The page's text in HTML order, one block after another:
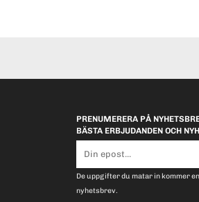
PRENUMERERA PÅ
BÄSTA ERBJUDANDEN OCH
postadress
De uppgifter du matar in kommer
nyhetsbrev.